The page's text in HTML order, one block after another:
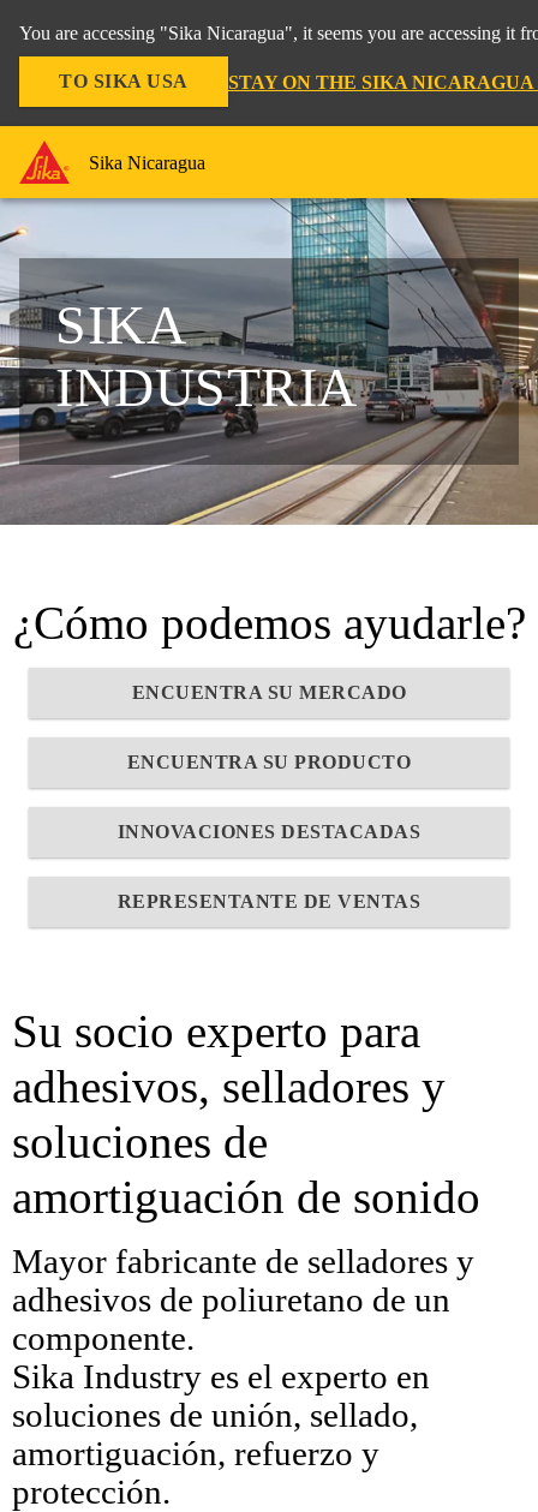
You are accessing "Sika Nicaragua", it seems you are accessing it
TO SIKA USA STAY ON THE SIKA
Sika Nicaragua
SIKA
INDUSTRIA
¿Cómo podemos ayudarle?
ENCUENTRA SU MERCADO
ENCUENTRA SU PRODUCTO
INNOVACIONES DESTACADAS
REPRESENTANTE DE VENTAS
Su socio experto para
adhesivos, selladores y
soluciones de
amortiguación de sonido
Mayor fabricante de selladores y
adhesivos de poliuretano de un
componente.
Sika Industry es el experto en
soluciones de unión, sellado,
amortiguación, refuerzo y
protección.